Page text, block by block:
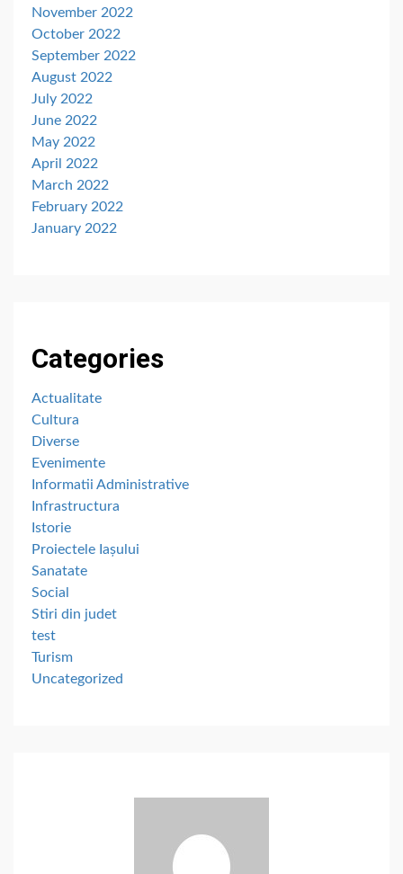
November 2022
October 2022
September 2022
August 2022
July 2022
June 2022
May 2022
April 2022
March 2022
February 2022
January 2022
Categories
Actualitate
Cultura
Diverse
Evenimente
Informatii Administrative
Infrastructura
Istorie
Proiectele Iașului
Sanatate
Social
Stiri din judet
test
Turism
Uncategorized